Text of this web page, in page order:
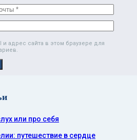
адрес сайта в этом браузере для
или про себя
путешествие в сердце